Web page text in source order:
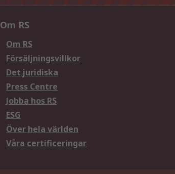
Om RS
Om RS
Försäljningsvillkor
Det juridiska
Press Centre
Jobba hos RS
ESG
Över hela världen
Våra certificeringar